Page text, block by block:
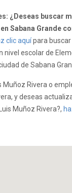
¿Deseas buscar
Sabana Grande
clic aquípara buscar
nivel escolar de
de Sabana
Muñoz Rivera o
y deseas
Muñoz Rivera?,